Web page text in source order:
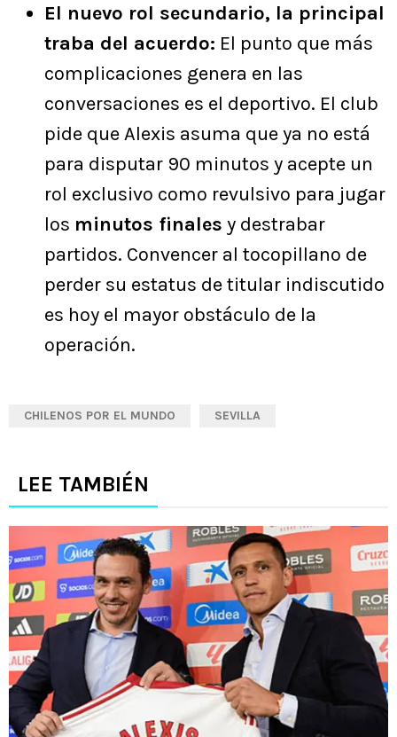
El nuevo rol secundario, la principal
traba del acuerdo: El punto que más
complicaciones genera en las
conversaciones es el deportivo. El club
pide que Alexis asuma que ya no está
para disputar 90 minutos y acepte un
rol exclusivo como revulsivo para jugar
los minutos finales y destrabar
partidos. Convencer al tocopillano de
perder su estatus de titular indiscutido
es hoy el mayor obstáculo de la
operación.
CHILENOS POR EL MUNDO SEVILLA
LEE TAMBIÉN